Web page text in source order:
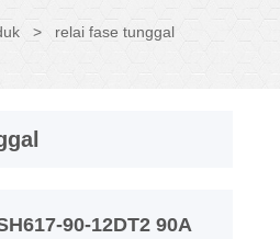
> relai fase tunggal
90-12DT2 90A